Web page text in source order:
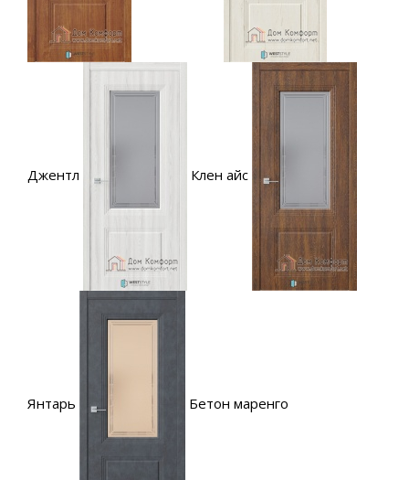
Джентл Клен айс
Янтарь Бетон маренго